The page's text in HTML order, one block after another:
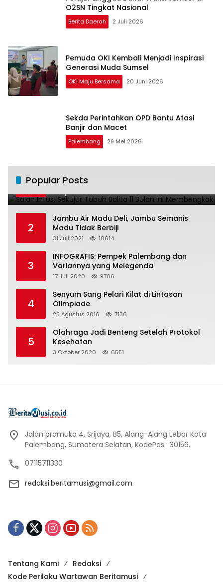
O2SN Tingkat Nasional
Berita Daerah 2 Juli 2026
Pemuda OKI Kembali Menjadi Inspirasi
Generasi Muda Sumsel
OKI Maju Bersama 20 Juni 2026
Sekda Perintahkan OPD Bantu Atasi
Banjir dan Macet
Palembang 29 Mei 2026
Popular Posts
1
ini Membengkak
28 April 2016 11020
2
Jambu Air Madu Deli, Jambu Semanis
Madu Tidak Berbiji
31 Juli 2021 10614
3
INFOGRAFIS: Pempek Palembang dan
Variannya yang Melegenda
17 Juli 2020 9706
4
Senyum Sang Pelari Kilat di Lintasan
Olimpiade
25 Agustus 2016 7136
5
Olahraga Jadi Benteng Setelah Protokol
Kesehatan
3 Oktober 2020 6551
Jalan pramuka 4, Srijaya, B5, Alang-Alang Lebar Kota
Palembang, Sumatera Selatan, KodePos : 30156.
07115711330
redaksi.beritamusi@gmail.com
Tentang Kami
Redaksi
Kode Perilaku Wartawan Beritamusi